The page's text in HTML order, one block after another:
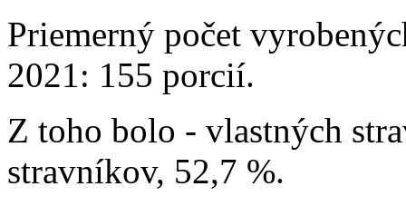
Priemerný počet
2021: 155 porcií.
Z toho bolo - vlastných
stravníkov, 52,7 %.